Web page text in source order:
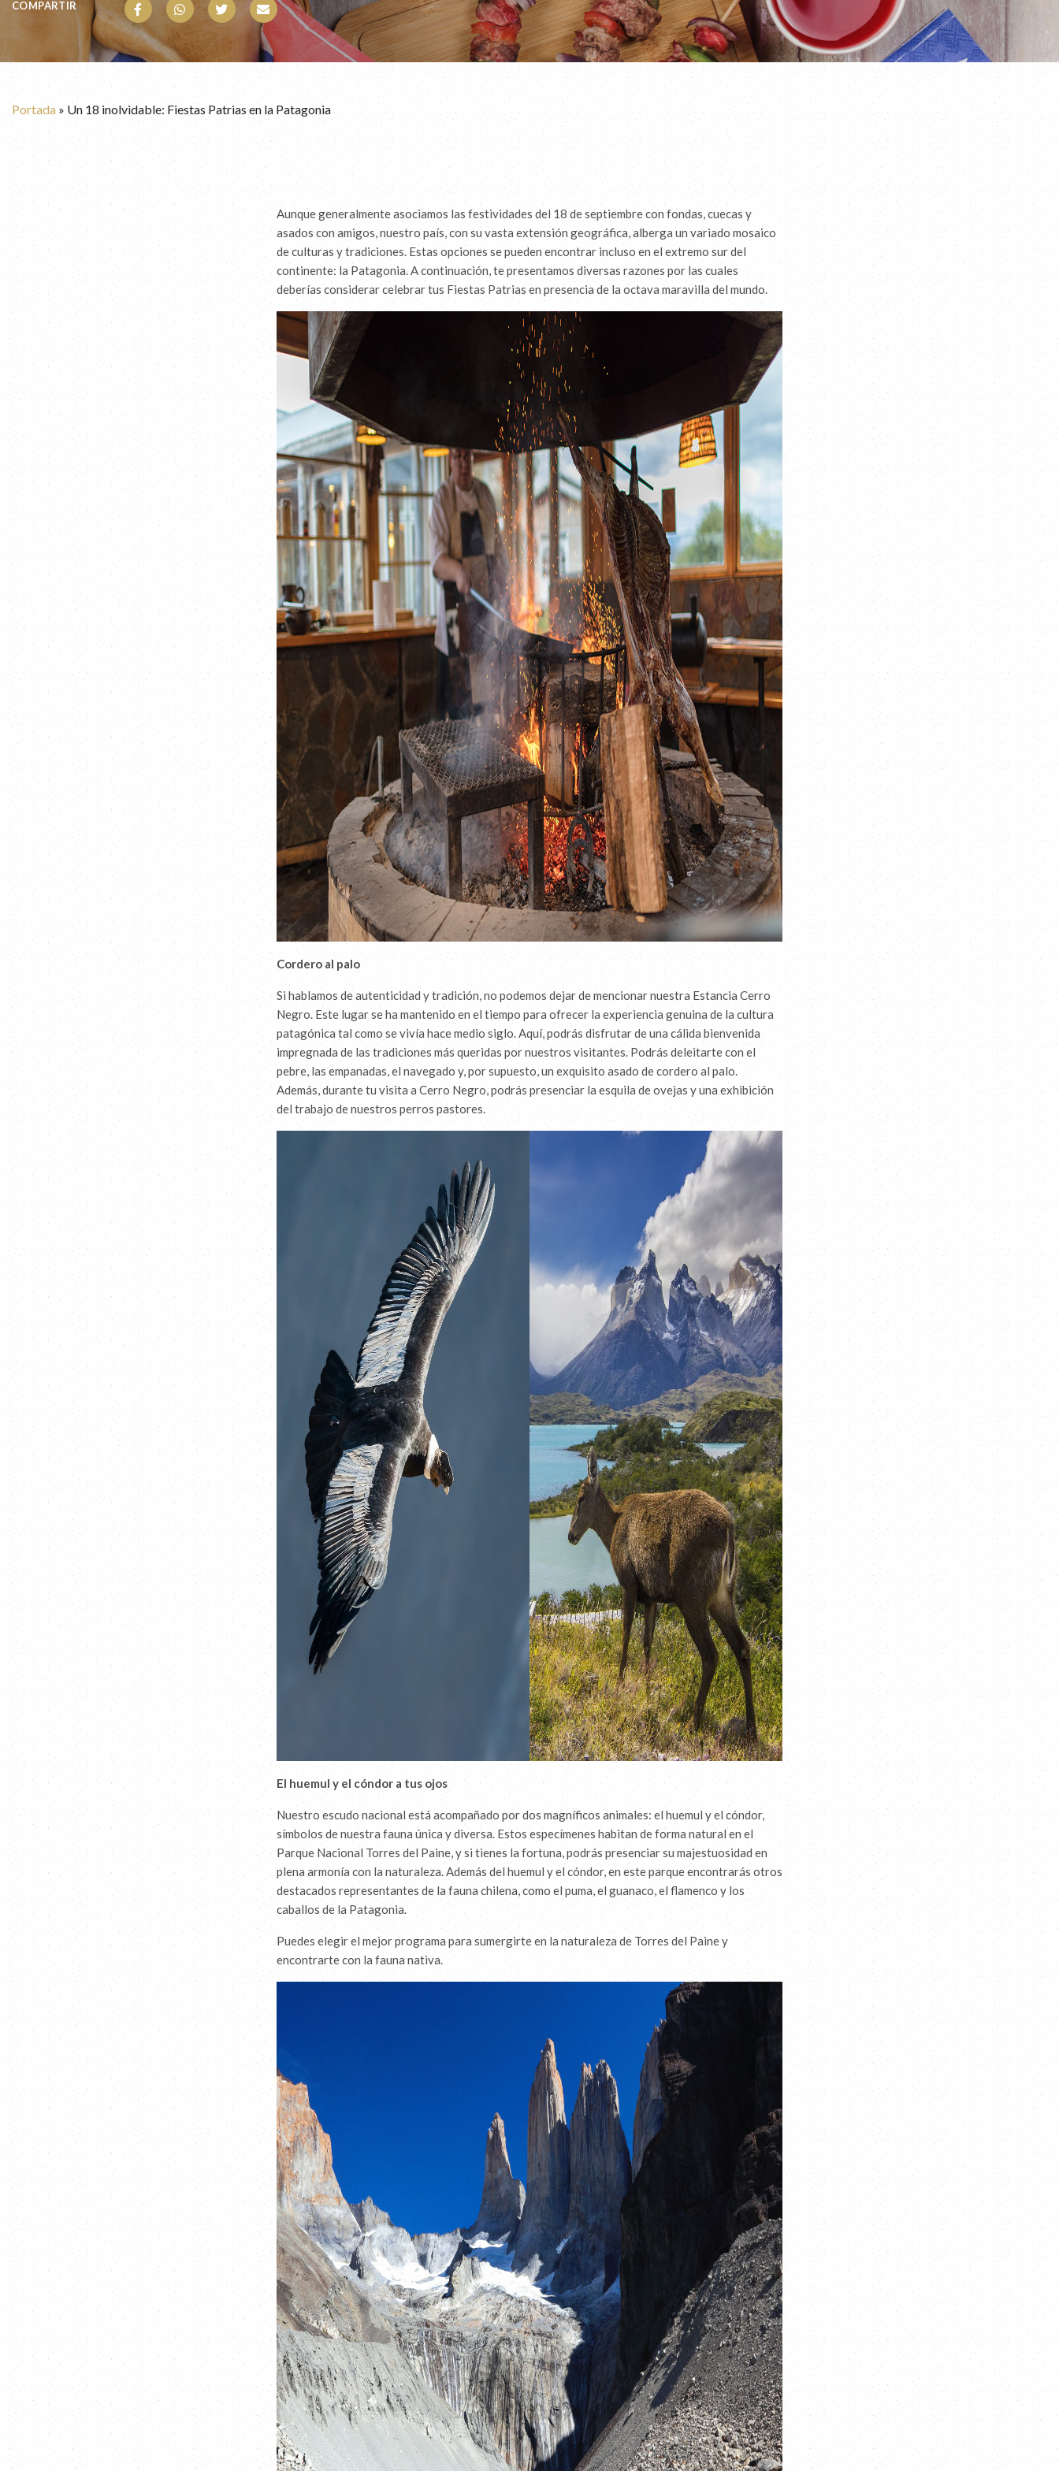
COMPARTIR
Portada » Un 18 inolvidable: Fiestas Patrias en la Patagonia
Aunque generalmente asociamos las festividades del 18 de septiembre con fondas, cuecas y
asados con amigos, nuestro país, con su vasta extensión geográfica, alberga un variado mosaico
de culturas y tradiciones. Estas opciones se pueden encontrar incluso en el extremo sur del
continente: la Patagonia. A continuación, te presentamos diversas razones por las cuales
deberías considerar celebrar tus Fiestas Patrias en presencia de la octava maravilla del mundo.
Cordero al palo
Si hablamos de autenticidad y tradición, no podemos dejar de mencionar nuestra Estancia Cerro
Negro. Este lugar se ha mantenido en el tiempo para ofrecer la experiencia genuina de la cultura
patagónica tal como se vivía hace medio siglo. Aquí, podrás disfrutar de una cálida bienvenida
impregnada de las tradiciones más queridas por nuestros visitantes. Podrás deleitarte con el
pebre, las empanadas, el navegado y, por supuesto, un exquisito asado de cordero al palo.
Además, durante tu visita a Cerro Negro, podrás presenciar la esquila de ovejas y una exhibición
del trabajo de nuestros perros pastores.
El huemul y el cóndor a tus ojos
Nuestro escudo nacional está acompañado por dos magníficos animales: el huemul y el cóndor,
símbolos de nuestra fauna única y diversa. Estos especímenes habitan de forma natural en el
Parque Nacional Torres del Paine, y si tienes la fortuna, podrás presenciar su majestuosidad en
plena armonía con la naturaleza. Además del huemul y el cóndor, en este parque encontrarás otros
destacados representantes de la fauna chilena, como el puma, el guanaco, el flamenco y los
caballos de la Patagonia.
Puedes elegir el mejor programa para sumergirte en la naturaleza de Torres del Paine y
encontrarte con la fauna nativa.